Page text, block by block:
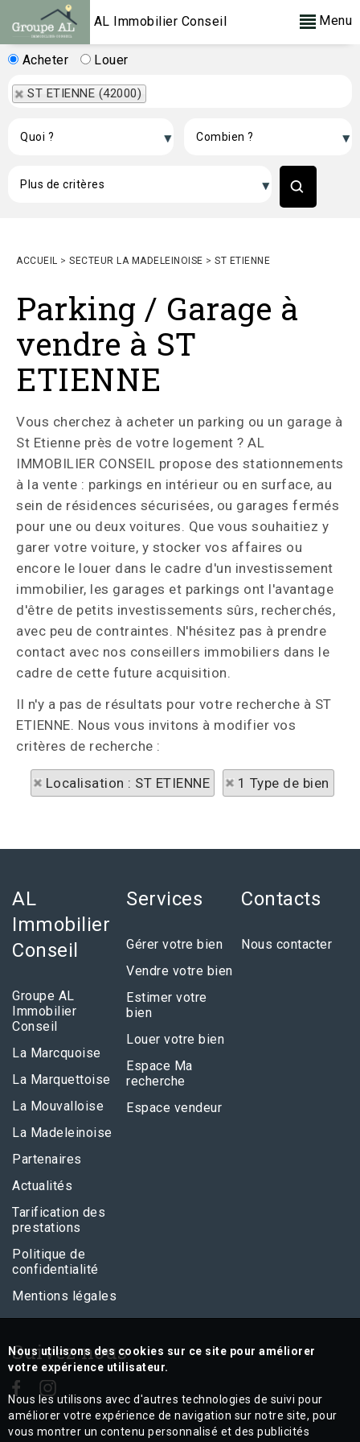
AL Immobilier Conseil Menu
Acheter Louer
ST ETIENNE (42000)
ACCUEIL > SECTEUR LA MADELEINOISE > ST ETIENNE
Parking / Garage à
vendre à ST
ETIENNE
Vous cherchez à acheter un parking ou un garage à
St Etienne près de votre logement ? AL
IMMOBILIER CONSEIL propose des stationnements
à la vente : parkings en intérieur ou en surface, au
sein de résidences sécurisées, ou garages fermés
pour une ou deux voitures. Que vous souhaitiez y
garer votre voiture, y stocker vos affaires ou
encore le louer dans le cadre d'un investissement
immobilier, les garages et parkings ont l'avantage
d'être de petits investissements sûrs, recherchés,
avec peu de contraintes. N'hésitez pas à prendre
contact avec nos conseillers immobiliers dans le
cadre de cette future acquisition.
Il n'y a pas de résultats pour votre recherche à ST
ETIENNE. Nous vous invitons à modifier vos
critères de recherche :
Localisation : ST ETIENNE 1 Type de bien
AL
Immobilier
Conseil
Groupe AL
Immobilier
Conseil
La Marcquoise
La Marquettoise
La Mouvalloise
La Madeleinoise
Partenaires
Actualités
Tarification des
prestations
Politique de
confidentialité
Mentions légales
Services
Gérer votre bien
Vendre votre bien
Estimer votre
bien
Louer votre bien
Espace Ma
recherche
Espace vendeur
Contacts
Nous contacter
Suivez nous
Nous utilisons des cookies sur ce site pour améliorer
votre expérience utilisateur.
Nous les utilisons avec d'autres technologies de suivi pour
améliorer votre expérience de navigation sur notre site, pour
vous montrer un contenu personnalisé et des publicités